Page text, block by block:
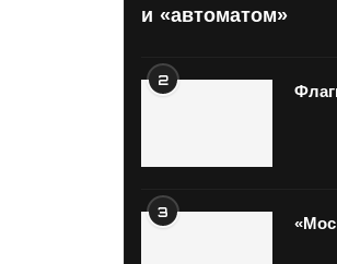
и «автоматом»
2
3